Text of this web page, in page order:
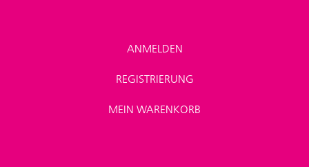
ANMELDEN
REGISTRIERUNG
MEIN WARENKORB